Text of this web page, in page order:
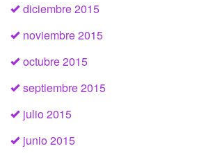
diciembre 2015
noviembre 2015
octubre 2015
septiembre 2015
julio 2015
junio 2015